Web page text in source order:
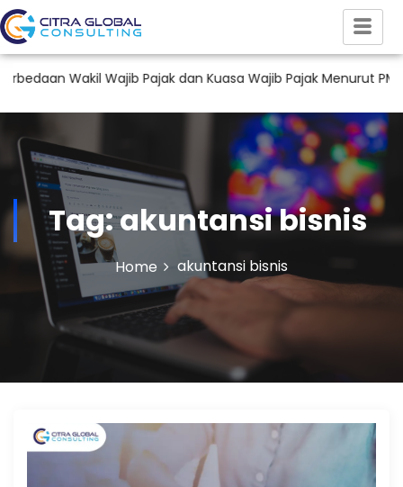
Wakil Wajib Pajak dan Kuasa Wajib Pajak Menurut PMK 44
Tag:akuntansi bisnis
Home akuntansi bisnis